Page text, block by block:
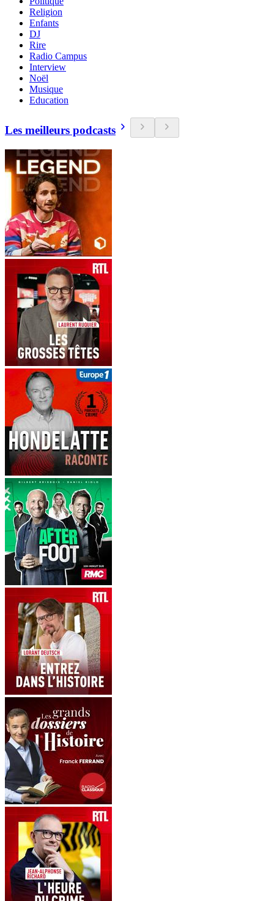
Religion
Enfants
DJ
Rire
Radio Campus
Interview
Noël
Musique
Education
Les meilleurs podcasts